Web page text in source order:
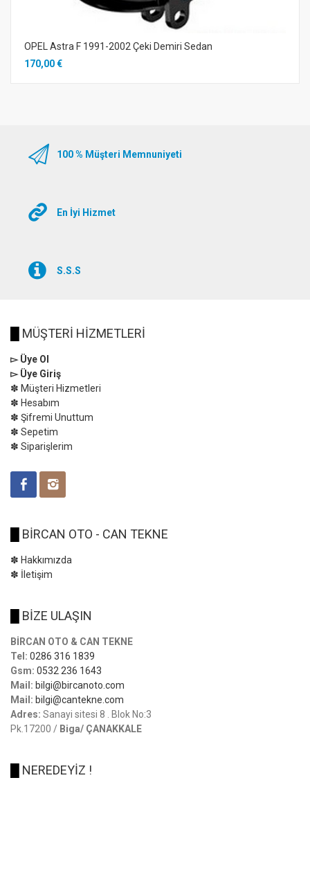
OPEL Astra F 1991-2002 Çeki Demiri Sedan
170,00 €
100 % Müşteri Memnuniyeti
En İyi Hizmet
S.S.S
MÜŞTERİ HİZMETLERİ
▻ Üye Ol
▻ Üye Giriş
✽ Müşteri Hizmetleri
✽ Hesabım
✽ Şifremi Unuttum
✽ Sepetim
✽ Siparişlerim
BİRCAN OTO - CAN TEKNE
✽ Hakkımızda
✽ İletişim
BİZE ULAŞIN
BİRCAN OTO & CAN TEKNE
Tel: 0286 316 1839
Gsm: 0532 236 1643
Mail: bilgi@bircanoto.com
Mail: bilgi@cantekne.com
Adres: Sanayi sitesi 8 . Blok No:3
Pk.17200 / Biga/ ÇANAKKALE
NEREDEYİZ !